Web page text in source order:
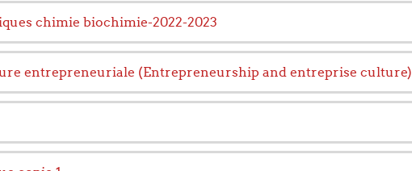
chimie biochimie-2022-2023
entrepreneuriale (Entrepreneurship and entreprise culture)